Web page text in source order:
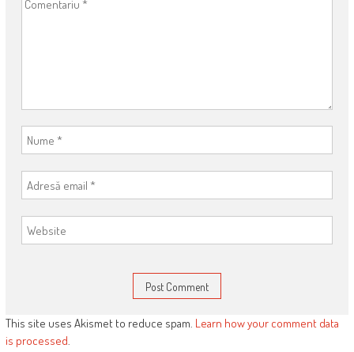
This site uses Akismet to reduce spam. Learn how your comment data
is processed.